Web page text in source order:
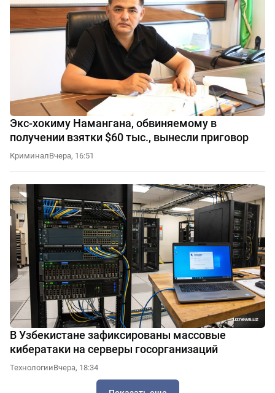
Экс-хокиму Намангана, обвиняемому в
получении взятки $60 тыс., вынесли приговор
КриминалВчера, 16:51
В Узбекистане зафиксированы массовые
кибератаки на серверы госорганизаций
ТехнологииВчера, 18:34